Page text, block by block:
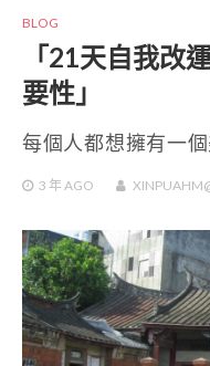
BLOG
「21天自我改
要性」
每個人都想擁有一
3 年 AGO